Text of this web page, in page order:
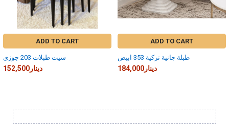
ADD TO CART
سيت طبلات 203 جوزي
152,500دينار
ADD TO CART
طبلة جانية تركية 353 ابيض
184,000دينار